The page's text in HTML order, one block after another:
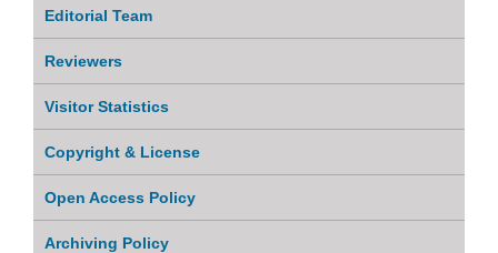
Editorial Team
Reviewers
Visitor Statistics
Copyright & License
Open Access Policy
Archiving Policy